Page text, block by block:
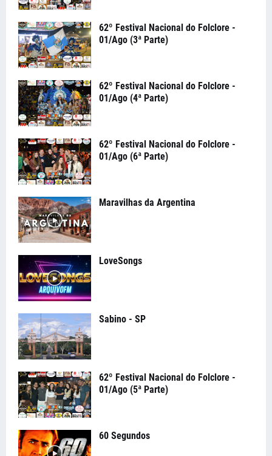
62º Festival Nacional do Folclore -
01/Ago (3ª Parte)
62º Festival Nacional do Folclore -
01/Ago (4ª Parte)
62º Festival Nacional do Folclore -
01/Ago (6ª Parte)
Maravilhas da Argentina
LoveSongs
Sabino - SP
62º Festival Nacional do Folclore -
01/Ago (5ª Parte)
60 Segundos